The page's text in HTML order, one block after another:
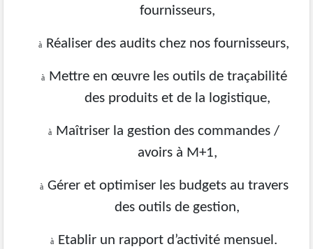
fournisseurs,
à Réaliser des audits chez nos fournisseurs,
à
Mettre en œuvre les outils de traçabilité
des produits et de la logistique,
à
Maîtriser la gestion des commandes /
avoirs à M+1,
à Gérer et optimiser les budgets au travers
des outils de gestion,
à Etablir un rapport d’activité mensuel.